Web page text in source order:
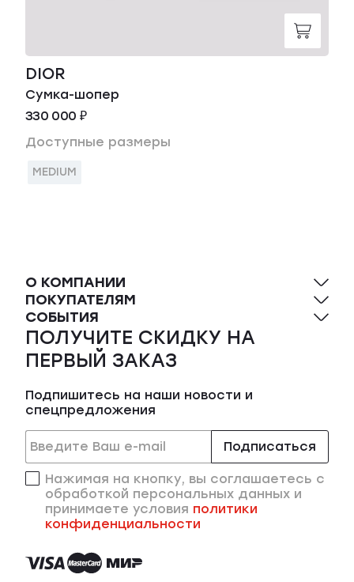
DIOR
Сумка-шопер
330 000 ₽
Доступные размеры
MEDIUM
О КОМПАНИИ
ПОКУПАТЕЛЯМ
СОБЫТИЯ
ПОЛУЧИТЕ СКИДКУ НА
ПЕРВЫЙ ЗАКАЗ
Подпишитесь на наши новости и
спецпредложения
Подписаться
Нажимая на кнопку, вы соглашаетесь с
обработкой персональных данных и
принимаете условия политики
конфиденциальности